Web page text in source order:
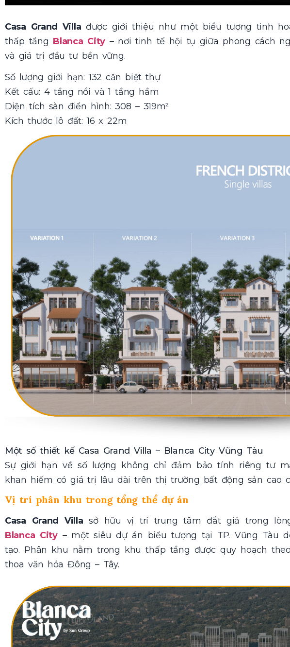
Casa Grand Villa được giới thiệu như một biểu tượng tinh
thấp tầng Blanca City– nơi tinh tế hội tụ giữa phong cách
và giá trị đầu tư bền vững.
Số lượng giới hạn: 132 căn biệt thự
Kết cấu: 4 tầng nổi và 1 tầng hầm
Diện tích sàn điển hình: 308 – 319m²
Kích thước lô đất: 16 x 22m
Một số thiết kế Casa Grand Villa – Blanca City Vũng Tàu
Sự giới hạn về số lượng không chỉ đảm bảo tính riêng tư
khan hiếm có giá trị lâu dài trên thị trường bất động sản cao
Vị trí phân khu trong tổng thể dự án
Casa Grand Villa sở hữu vị trí trung tâm đắt giá trong
Blanca City – một siêu dự án biểu tượng tại TP. Vũng Tàu
tạo. Phân khu nằm trong khu thấp tầng được quy hoạch
thoa văn hóa Đông – Tây.